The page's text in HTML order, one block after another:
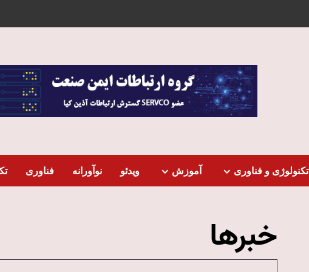
تکنولوژی و فناوری آموزش ویدئو نوآورانه فناوری
خبرها